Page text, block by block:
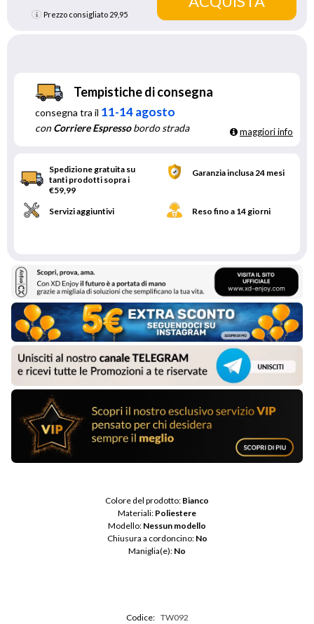
Prezzo consigliato 29,95
Tempistiche di consegna
consegna tra il 11-14 agosto
conCorriere Espressobordo strada maggiori info
Spedizione gratuita su
tanti prodotti sopra i
€59,99
Garanzia inclusa 24 mesi
Servizi aggiuntivi Reso fino a 14 giorni
Colore del prodotto: Bianco
Materiali: Poliestere
Modello: Nessun modello
Chiusura a cordoncino: No
Maniglia(e): No
Codice: TW092